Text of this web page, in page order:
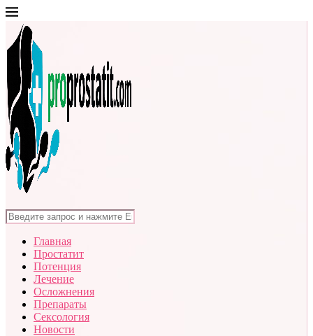
Главная
Простатит
Потенция
Лечение
Осложнения
Препараты
Сексология
Новости